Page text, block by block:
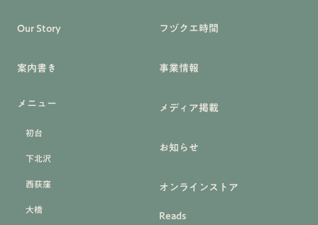
Our Story
案内書き
メニュー
初台
下北沢
西荻窪
大橋
フヅクエ時間
事業情報
メディア掲載
お知らせ
オンラインストア
Reads